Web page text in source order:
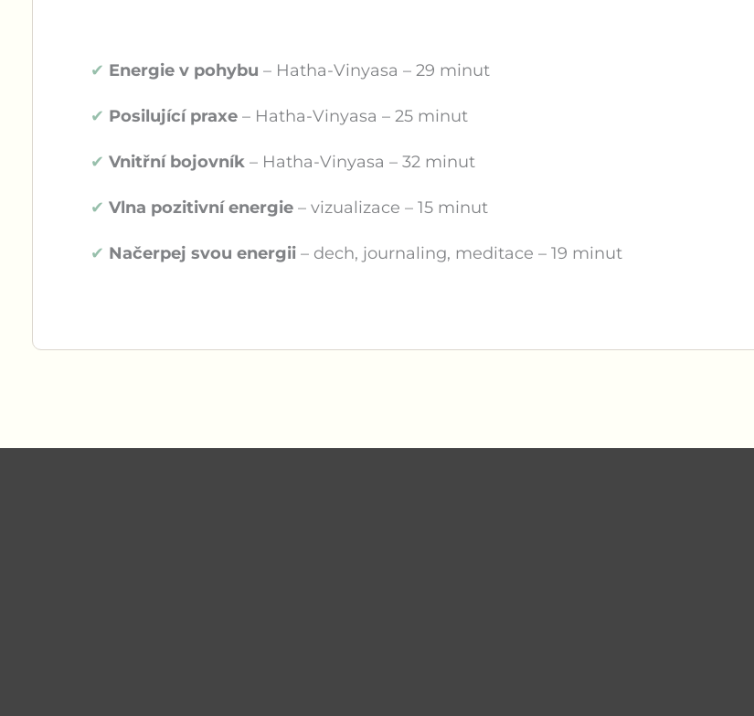
✔ Energie v pohybu – Hatha-Vinyasa – 29 minut
✔ Posilující praxe – Hatha-Vinyasa – 25 minut
✔ Vnitřní bojovník – Hatha-Vinyasa – 32 minut
✔ Vlna pozitivní energie – vizualizace – 15 minut
✔ Načerpej svou energii – dech, journaling, meditace – 19 minut